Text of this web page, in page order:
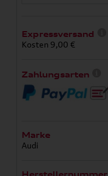
Expressversand
Kosten 9,00 €
Zahlungsarten
Marke
Audi